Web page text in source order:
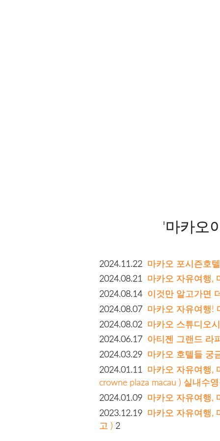
'마카오
2024.11.22
마카오 포시즌호텔
2024.08.21
마카오 자유여행,
2024.08.14
이것만 알고가면
2024.08.07
마카오 자유여행!
2024.08.02
마카오 스튜디오
2024.06.17
아티젠 그랜드 라
2024.03.29
마카오 호텔들 궁
2024.01.11
마카오 자유여행,
crowne plaza macau ) 실내수
2024.01.09
마카오 자유여행,
2023.12.19
마카오 자유여행,
고 ) 2